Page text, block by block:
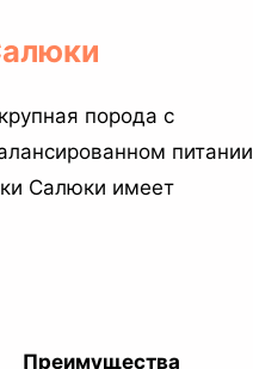
порода с
питании
Салюки имеет
Преимущества